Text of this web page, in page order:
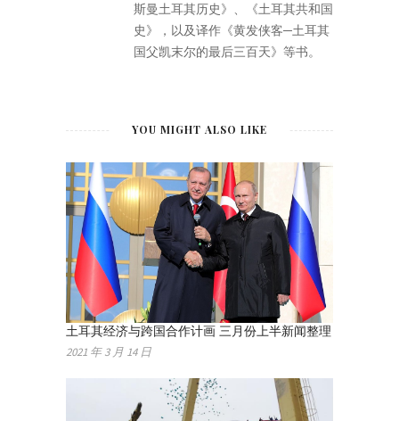
斯曼土耳其历史》、《土耳其共和国
史》，以及译作《黄发侠客─土耳其
国父凯末尔的最后三百天》等书。
YOU MIGHT ALSO LIKE
土耳其经济与跨国合作计画 三月份上半新闻整理
2021 年 3 月 14 日